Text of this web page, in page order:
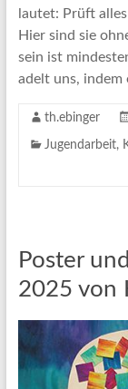
lautet: Prüft
Hier sind sie
sein ist
adelt uns, indem
th.ebinger
Jugendarbeit,
Poster
2025 von